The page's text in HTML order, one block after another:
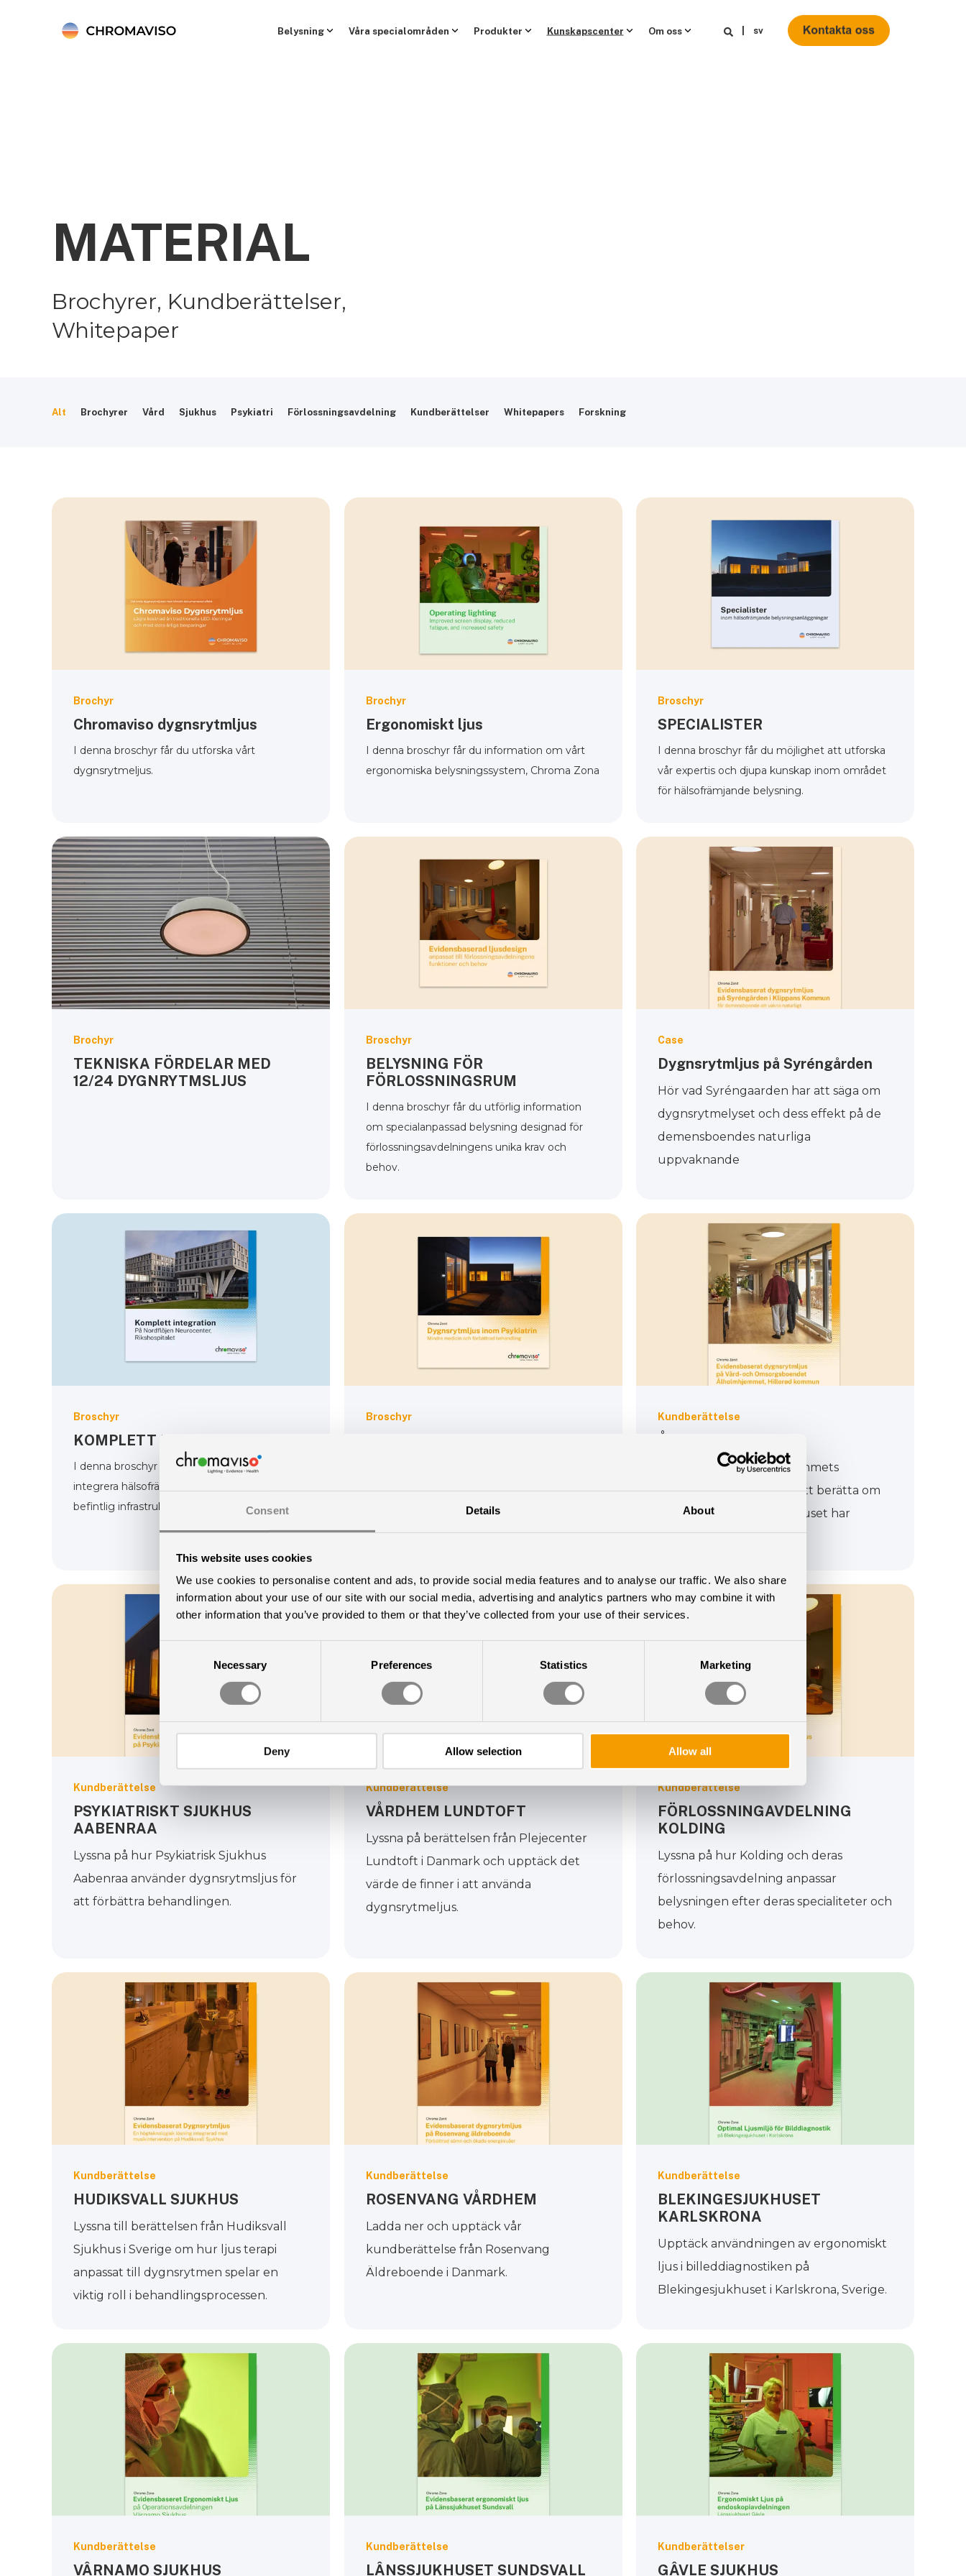
Consent Details About
This website uses cookies
We use cookies to personalise content and ads, to provide social media features and to analyse our traffic. We also share
information about your use of our site with our social media, advertising and analytics partners who may combine it with
other information that you’ve provided to them or that they’ve collected from your use of their services.
Consent
Necessary Preferences Statistics Marketing
Deny Allow selection Allow all
Belysning Våra specialområden Produkter Kunskapscenter Om oss sv
MATERIAL
Brochyrer, Kundberättelser,
Whitepaper
Alt Brochyrer Vård Sjukhus Psykiatri Förlossningsavdelning Kundberättelser Whitepapers Forskning
Brochyr
Chromaviso dygnsrytmljus
I denna broschyr får du utforska vårt
dygnsrytmeljus.
Brochyr
Ergonomiskt ljus
I denna broschyr får du information om vårt
ergonomiska belysningssystem, Chroma Zona
Broschyr
SPECIALISTER
I denna broschyr får du möjlighet att utforska
vår expertis och djupa kunskap inom området
för hälsofrämjande belysning.
Brochyr
TEKNISKA FÖRDELAR MED
12/24 DYGNRYTMSLJUS
Broschyr
BELYSNING FÖR
FÖRLOSSNINGSRUM
I denna broschyr får du utförlig information
om specialanpassad belysning designad för
förlossningsavdelningens unika krav och
behov.
Case
Dygnsrytmljus på Syréngården
Hör vad Syréngaarden har att säga om
dygnsrytmelyset och dess effekt på de
demensboendes naturliga
uppvaknande
Broschyr
KOMPLETT INTEGRATION
I denna broschyr får du insikter om hur du kan
integrera hälsofrämjande belysning med
befintlig infrastruktur.
Broschyr
om dygnsrytm belysning anpassad för
Kundberättelse
Lyssna på vad Ålholmhjemmets
vårdhem i Danmark har att berätta om
värdet som dygnsrytmeljuset har
bidragit med.
Kundberättelse
PSYKIATRISKT SJUKHUS
AABENRAA
Lyssna på hur Psykiatrisk Sjukhus
Aabenraa använder dygnsrytmsljus för
att förbättra behandlingen.
Kundberättelse
VÅRDHEM LUNDTOFT
Lyssna på berättelsen från Plejecenter
Lundtoft i Danmark och upptäck det
värde de finner i att använda
dygnsrytmeljus.
Kundberättelse
FÖRLOSSNINGAVDELNING
KOLDING
Lyssna på hur Kolding och deras
förlossningsavdelning anpassar
belysningen efter deras specialiteter och
behov.
Kundberättelse
HUDIKSVALL SJUKHUS
Lyssna till berättelsen från Hudiksvall
Sjukhus i Sverige om hur ljus terapi
anpassat till dygnsrytmen spelar en
viktig roll i behandlingsprocessen.
Kundberättelse
ROSENVANG VÅRDHEM
Ladda ner och upptäck vår
kundberättelse från Rosenvang
Äldreboende i Danmark.
Kundberättelse
BLEKINGESJUKHUSET
KARLSKRONA
Upptäck användningen av ergonomiskt
ljus i billeddiagnostiken på
Blekingesjukhuset i Karlskrona, Sverige.
Kundberättelse
VÂRNAMO SJUKHUS
Kundberättelse
LÂNSSJUKHUSET SUNDSVALL
Kundberättelser
GÂVLE SJUKHUS